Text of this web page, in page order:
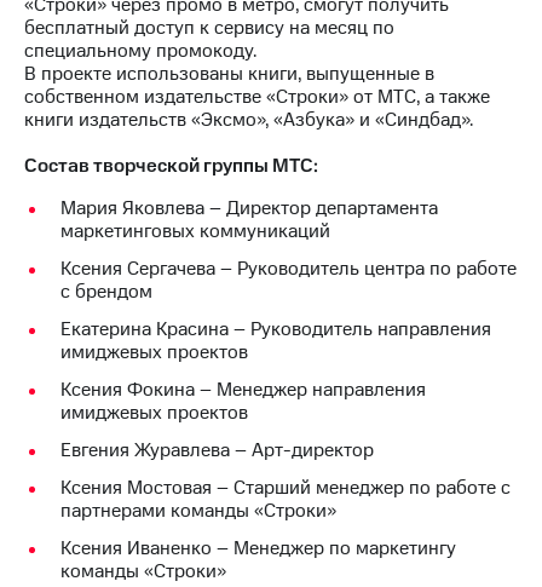
бесплатный доступ к сервису на месяц по
специальному промокоду.
В проекте использованы книги, выпущенные в
собственном издательстве «Строки» от МТС, а также
книги издательств «Эксмо», «Азбука» и «Синдбад».
Состав творческой группы МТС:
Мария Яковлева – Директор департамента
маркетинговых коммуникаций
Ксения Сергачева – Руководитель центра по работе
с брендом
Екатерина Красина – Руководитель направления
имиджевых проектов
Ксения Фокина – Менеджер направления
имиджевых проектов
Евгения Журавлева – Арт-директор
Ксения Мостовая – Старший менеджер по работе с
партнерами команды «Строки»
Ксения Иваненко – Менеджер по маркетингу
команды «Строки»